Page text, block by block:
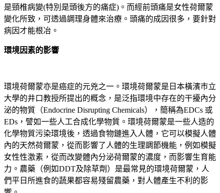
是頸椎病變(特別是頭後方的痛症)。而經前頭痛是女性荷爾蒙
變化所致，可透過調理身體來治療。頭痛的成因很多，要針對
病因才能根冶。
環境因素的影響
環境荷爾蒙亦是癌症的元兇之一。環境荷爾蒙是日本橫濱巿立
大學的井口教授所提出的概念，是泛指環境中存在的干擾內分
泌的物質（Endocrine Disrupting Chemicals），簡稱為EDCs 或
EDs，譬如一些人工合成化學物質。環境荷爾蒙是一些人造的
化學物質污染環境後，透過食物鏈進入人體，它可以模擬人體
內的天然荷爾蒙，從而影響了人體的生理調節機能，例如模擬
女性性激素，從而改變體內分泌荷爾蒙的濃度，而影響生育能
力。農藥（例如DDT及除草劑）是最常見的環境荷爾蒙，人
們平日所進食的蔬果都容易殘留農藥，對人體產生不利的影